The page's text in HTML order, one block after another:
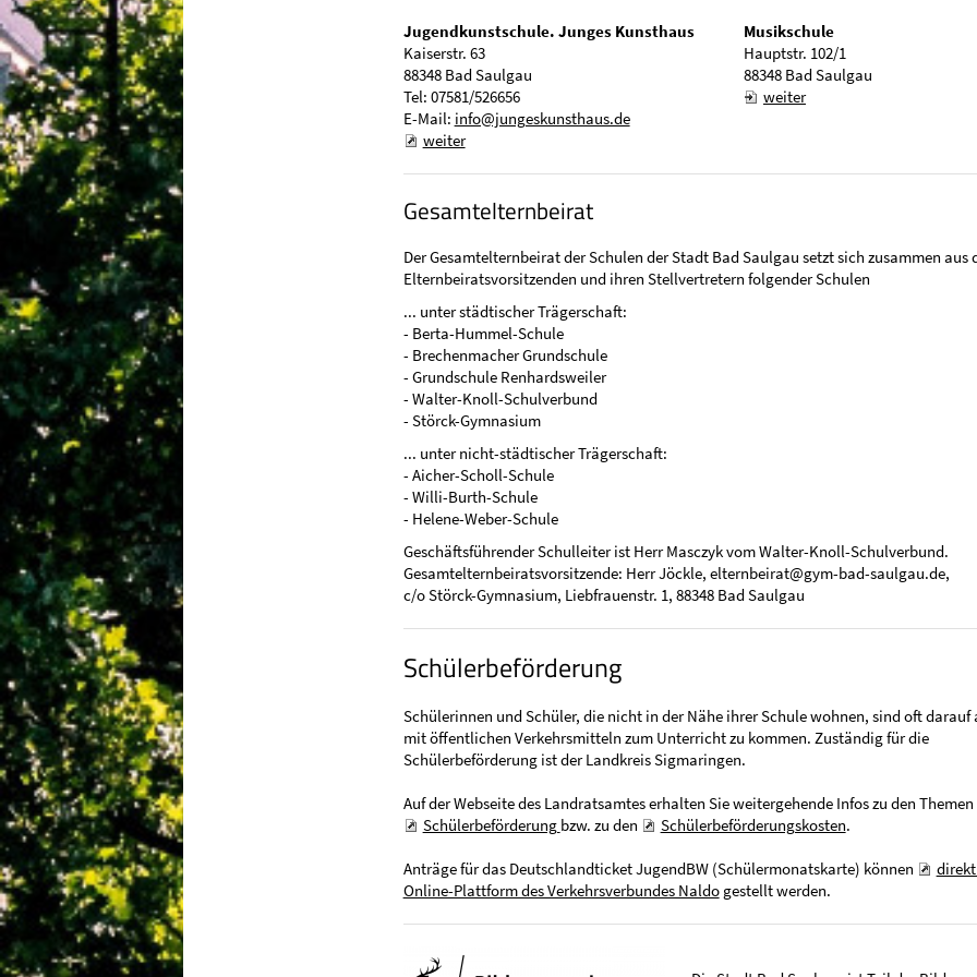
Jugendkunstschule. Junges Kunsthaus
Kaiserstr. 63
88348 Bad Saulgau
Tel: 07581/526656
E-Mail: info@jungeskunsthaus.de
weiter
Musikschule
Hauptstr. 102/1
88348 Bad Saulgau
weiter
Gesamtelternbeirat
Der Gesamtelternbeirat der Schulen der Stadt Bad Saulgau setzt sich zusammen aus
Elternbeiratsvorsitzenden und ihren Stellvertretern folgender Schulen
... unter städtischer Trägerschaft:
- Berta-Hummel-Schule
- Brechenmacher Grundschule
- Grundschule Renhardsweiler
- Walter-Knoll-Schulverbund
- Störck-Gymnasium
... unter nicht-städtischer Trägerschaft:
- Aicher-Scholl-Schule
- Willi-Burth-Schule
- Helene-Weber-Schule
Geschäftsführender Schulleiter ist Herr Masczyk vom Walter-Knoll-Schulverbund.
Gesamtelternbeiratsvorsitzende: Herr Jöckle, elternbeirat@gym-bad-saulgau.de,
c/o Störck-Gymnasium, Liebfrauenstr. 1, 88348 Bad Saulgau
Schülerbeförderung
Schülerinnen und Schüler, die nicht in der Nähe ihrer Schule wohnen, sind oft darauf
mit öffentlichen Verkehrsmitteln zum Unterricht zu kommen. Zuständig für die
Schülerbeförderung ist der Landkreis Sigmaringen.
Auf der Webseite des Landratsamtes erhalten Sie weitergehende Infos zu den Themen
Schülerbeförderung bzw. zu den Schülerbeförderungskosten.
Anträge für das Deutschlandticket JugendBW (Schülermonatskarte) können
Online-Plattform des Verkehrsverbundes Naldogestellt werden.